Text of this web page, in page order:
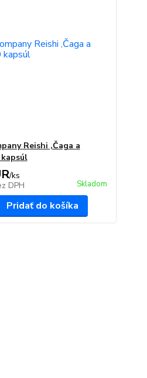
Reishi ,Čaga a
/ks
DPH Skladom
Pridať do košíka